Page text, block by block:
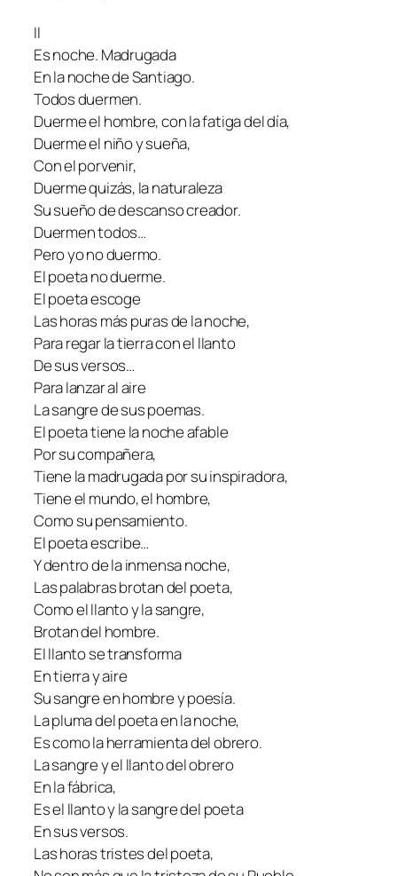
II
Es noche. Madrugada
En la noche de Santiago.
Todos duermen.
Duerme el hombre, con la fatiga del día,
Duerme el niño y sueña,
Con el porvenir,
Duerme quizás, la naturaleza
Su sueño de descanso creador.
Duermen todos…
Pero yo no duermo.
El poeta no duerme.
El poeta escoge
Las horas más puras de la noche,
Para regar la tierra con el llanto
De sus versos…
Para lanzar al aire
La sangre de sus poemas.
El poeta tiene la noche afable
Por su compañera,
Tiene la madrugada por su inspiradora,
Tiene el mundo, el hombre,
Como su pensamiento.
El poeta escribe…
Y dentro de la inmensa noche,
Las palabras brotan del poeta,
Como el llanto y la sangre,
Brotan del hombre.
El llanto se transforma
En tierra y aire
Su sangre en hombre y poesía.
La pluma del poeta en la noche,
Es como la herramienta del obrero.
La sangre y el llanto del obrero
En la fábrica,
Es el llanto y la sangre del poeta
En sus versos.
Las horas tristes del poeta,